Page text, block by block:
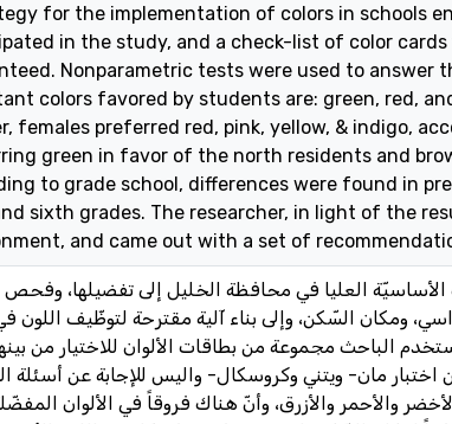
for the implementation of colors in schools
in the study, and a check-list of color
Nonparametric tests were used to
colors favored by students are: green, red,
females preferred red, pink, yellow, & indigo,
green in favor of the north residents and
to grade school, differences were found in
sixth grades. The researcher, in light of the
and came out with a set of
العليا في محافظة الخليل إلى تفضيلها، وفحص
ومكان السّكن، وإلى بناء آلية مقترحة لتوظّيف اللون في
عيّنة قوامها 291 طالباً وطالبة، واستخدم الباحث مجموعة من بطاقات الألوان للاختيار من
مان- ويتني وكروسكال- واليس للإجابة عن أسئلة
والأحمر والأزرق، وأنّ هناك فروقاً في الألوان